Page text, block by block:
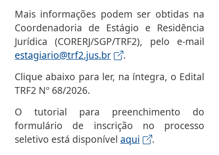
Mais informações podem ser obtidas na
Coordenadoria de Estágio e Residência
Jurídica (CORERJ/SGP/TRF2), pelo e-mail
estagiario@trf2.jus.br
.
Clique abaixo para ler, na íntegra, o Edital
TRF2 Nº 68/2026.
O tutorial para preenchimento do
formulário de inscrição no processo
seletivo está disponível aqui .